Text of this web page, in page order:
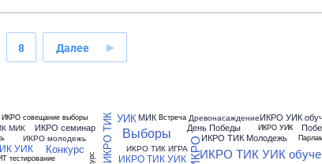
8 Далее
Встреча
Выборы День Победы
Древонасаждение
ИКРО
ИКРО ТИК ИКРО ТИК ИГРА
ИКРО ТИК Молодежь
ИКРО ТИК УИК ИКРО ТИК УИК
ИКРО УИК
ИКРО УИК
ИКРО молодежь
ИКРО семинар
ИКРО совещание выборы
Конкурс
МИК
тестирование
МИК
УИК
УИК